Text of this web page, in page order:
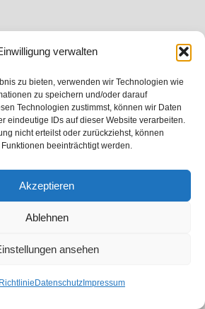
verwalten
zu bieten, verwenden wir Technologien wie
zu speichern und/oder darauf
Technologien zustimmst, können wir Daten
eindeutige IDs auf dieser Website verarbeiten.
nicht erteilst oder zurückziehst, können
beeinträchtigt werden.
Akzeptieren
Ablehnen
ansehen
Datenschutz Impressum